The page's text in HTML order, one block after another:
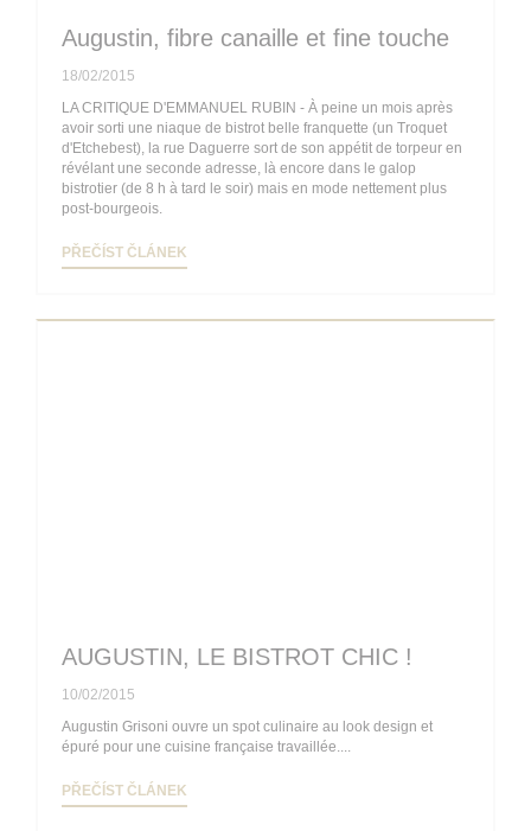
Augustin, fibre canaille et fine touche
18/02/2015
LA CRITIQUE D'EMMANUEL RUBIN - À peine un mois après
avoir sorti une niaque de bistrot belle franquette (un Troquet
d'Etchebest), la rue Daguerre sort de son appétit de torpeur en
révélant une seconde adresse, là encore dans le galop
bistrotier (de 8 h à tard le soir) mais en mode nettement plus
post-bourgeois.
PŘEČÍST ČLÁNEK
AUGUSTIN, LE BISTROT CHIC !
10/02/2015
Augustin Grisoni ouvre un spot culinaire au look design et
épuré pour une cuisine française travaillée....
PŘEČÍST ČLÁNEK